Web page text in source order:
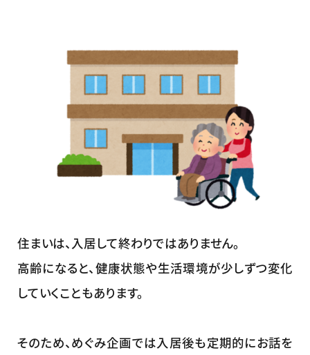
住まいは、入居して終わりではありません。
高齢になると、健康状態や生活環境が少しずつ変化
していくこともあります。
そのため、めぐみ企画では入居後も定期的にお話を